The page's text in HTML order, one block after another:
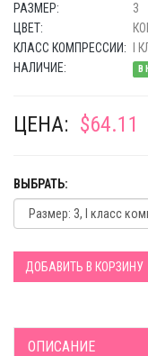
РАЗМЕР:
3
ЦВЕТ:
КЛАСС КОМПРЕССИИ:
I
НАЛИЧИЕ:
В
ЦЕНА: $64.11
ВЫБРАТЬ:
ДОБАВИТЬ В КОРЗИНУ
ОПИСАНИЕ